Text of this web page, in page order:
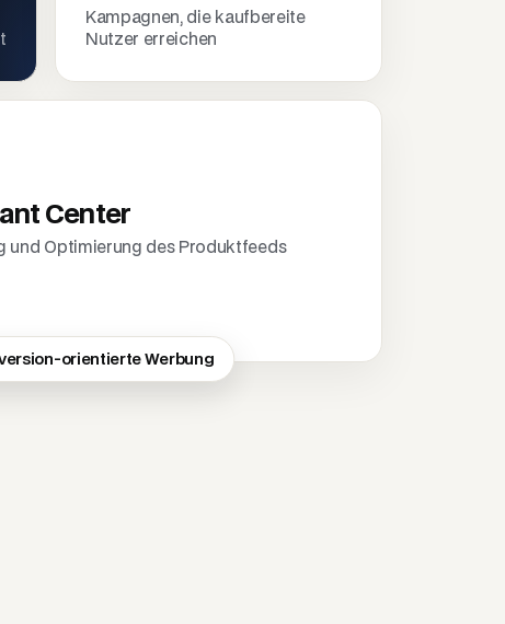
Kampagnen, die kaufbereite
Nutzer erreichen
Center
und Optimierung des Produktfeeds
orientierte Werbung